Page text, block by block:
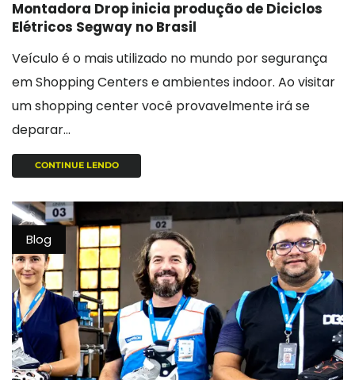
Montadora Drop inicia produção de Diciclos
Elétricos Segway no Brasil
Veículo é o mais utilizado no mundo por segurança
em Shopping Centers e ambientes indoor. Ao visitar
um shopping center você provavelmente irá se
deparar...
CONTINUE LENDO
Blog